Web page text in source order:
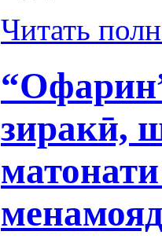
Читать
зиракӣ,